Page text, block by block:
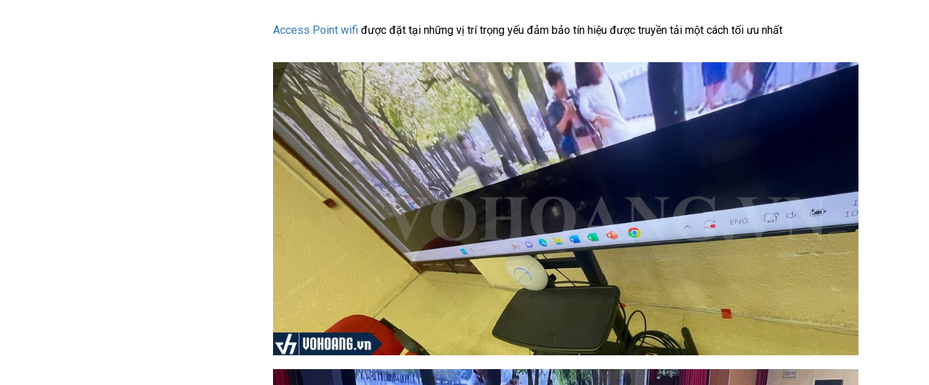
Access Point wifiđược đặt tại những vị trí trọng yếu đảm bảo tín hiệu được truyền tải một cách tối ưu nhất